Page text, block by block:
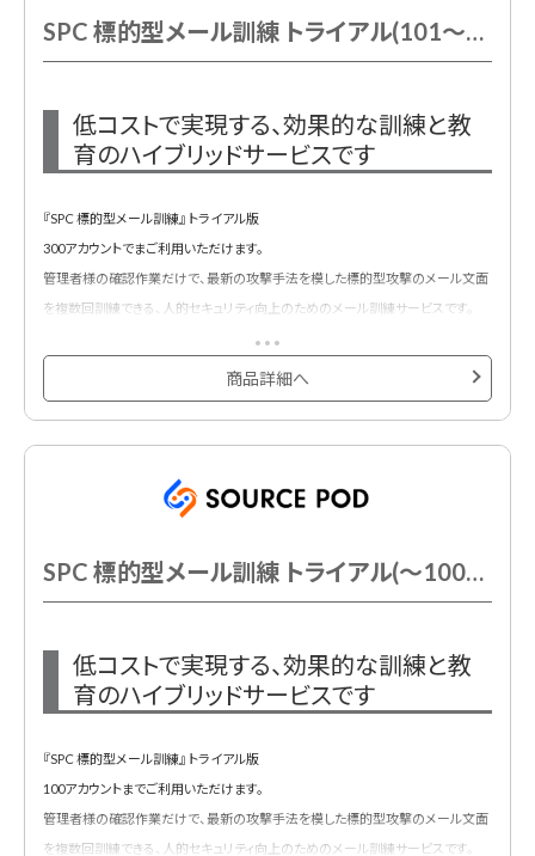
SPC 標的型メール訓練 トライアル(101～300AC以下)
低コストで実現する、効果的な訓練と教
育のハイブリッドサービスです
『SPC 標的型メール訓練』 トライアル版
300アカウントでまご利用いただけます。
管理者様の確認作業だけで、最新の攻撃手法を模した標的型攻撃のメール文面
を複数回訓練できる、人的セキュリティ向上のためのメール訓練サービスです。
商品詳細へ
SPC 標的型メール訓練 トライアル(～100AC以下)
低コストで実現する、効果的な訓練と教
育のハイブリッドサービスです
『SPC 標的型メール訓練』 トライアル版
100アカウントまでご利用いただけます。
管理者様の確認作業だけで、最新の攻撃手法を模した標的型攻撃のメール文面
を複数回訓練できる、人的セキュリティ向上のためのメール訓練サービスです。